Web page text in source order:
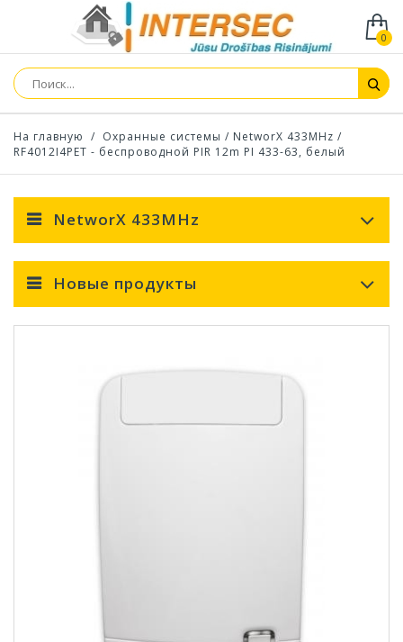
0
На главную / Охранные системы / NetworX 433MHz /
RF4012I4PET - беспроводной PIR 12m PI 433-63, белый
NetworX 433MHz
Новые продукты